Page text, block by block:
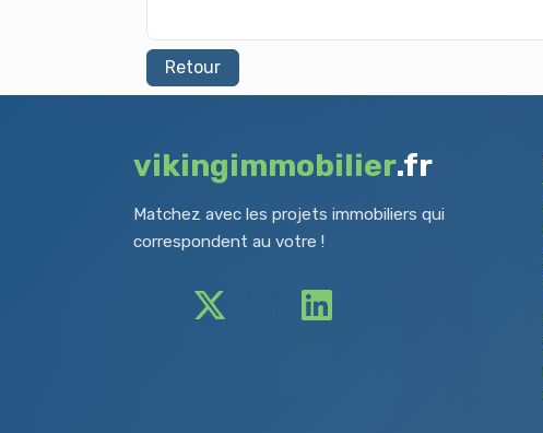
Retour
vikingimmobilier.fr
Matchez avec les projets immobiliers qui
correspondent au votre !